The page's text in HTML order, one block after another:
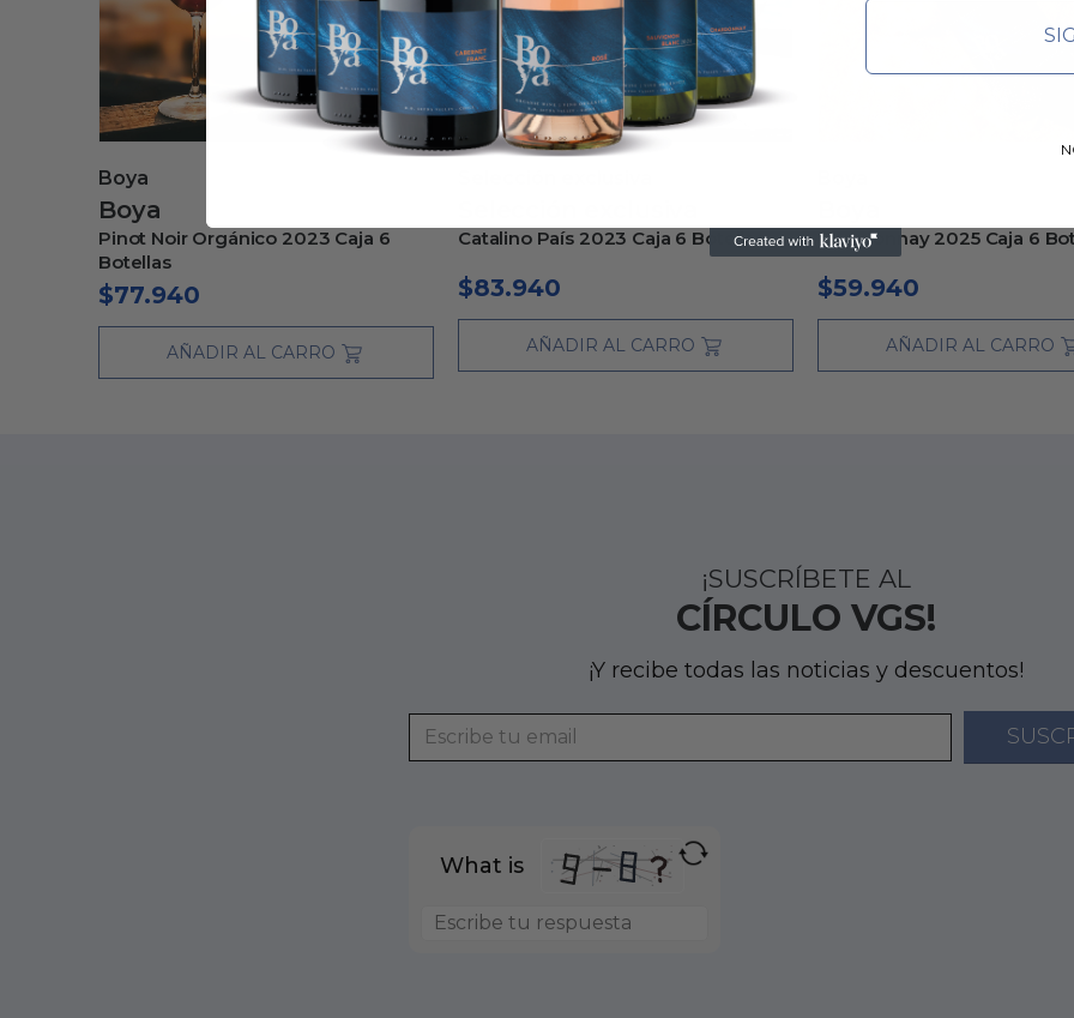
Boya
Boya
Pinot Noir Orgánico 2023 Caja 6
Botellas
$77.940
AÑADIR AL CARRO
Catalino País 2023 Caja 6 Botellas
$83.940
AÑADIR AL CARRO
Chardonnay 2025 Caja 6
$59.940
AÑADIR AL CARRO
¡SUSCRÍBETE AL
CÍRCULO VGS!
¡Y recibe todas las noticias y descuentos!
What is